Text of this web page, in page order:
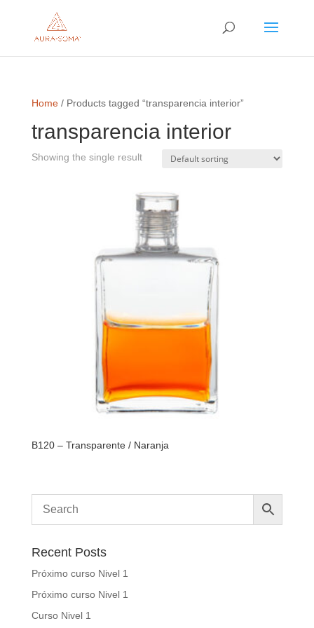
Home/ Products tagged “transparencia interior”
transparencia interior
Showing the single result
B120 – Transparente / Naranja
Recent Posts
Próximo curso Nivel 1
Próximo curso Nivel 1
Curso Nivel 1